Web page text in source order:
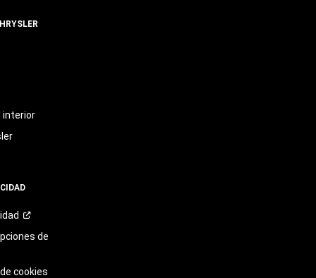
interior
de
cookies